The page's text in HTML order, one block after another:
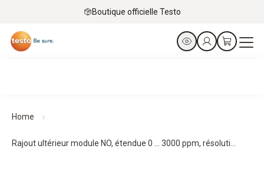
Boutique officielle Testo
Home
Rajout ultérieur module NO, étendue 0 ... 3000 ppm, résoluti...